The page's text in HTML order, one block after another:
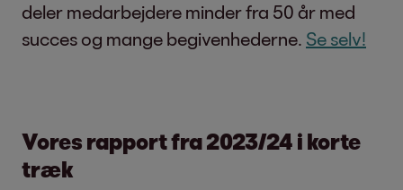
deler medarbejdere minder fra 50 år med
succes og mange begivenhederne. Se selv!
Vores rapport fra 2023/24 i korte
træk